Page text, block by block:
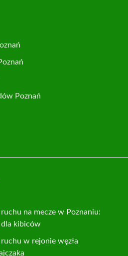
Poznań
na mecze w Poznaniu:
kibiców
w rejonie węzła